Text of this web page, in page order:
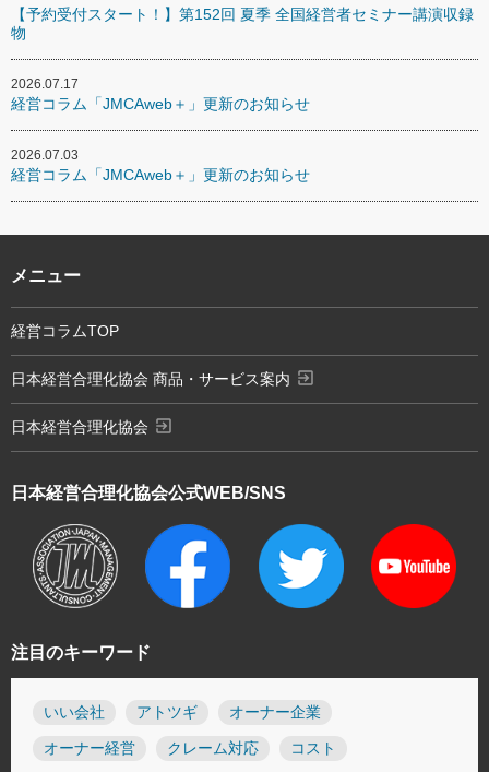
【予約受付スタート！】第152回 夏季 全国経営者セミナー講演収録
物
2026.07.17
経営コラム「JMCAweb＋」更新のお知らせ
2026.07.03
経営コラム「JMCAweb＋」更新のお知らせ
注目のキーワード
いい会社 アトツギ オーナー企業
オーナー経営 クレーム対応 コスト
日本経営合理化協会公式WEB/SNS
メニュー
経営コラムTOP
日本経営合理化協会 商品・サービス案内 exit_to_app
日本経営合理化協会 exit_to_app